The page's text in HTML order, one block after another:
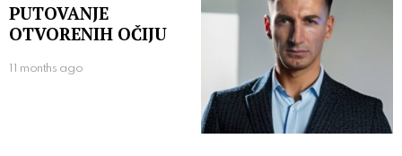
PUTOVANJE
OTVORENIH OČIJU
11 months ago